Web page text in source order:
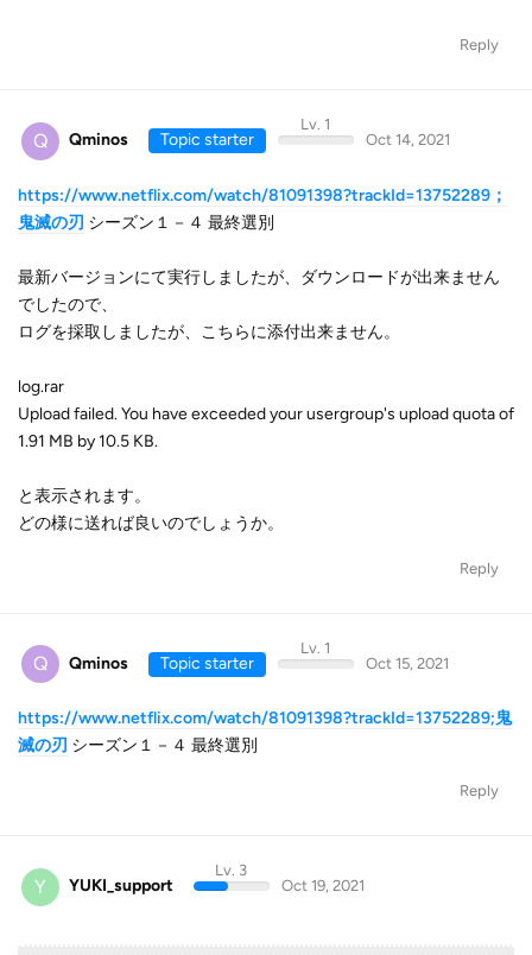
Reply
Q Qminos Topic starter
Lv. 1
Oct 14, 2021
https://www.netflix.com/watch/81091398?trackId=13752289；
鬼滅の刃 シーズン１－４ 最終選別
最新バージョンにて実行しましたが、ダウンロードが出来ません
でしたので、
ログを採取しましたが、こちらに添付出来ません。
log.rar
Upload failed. You have exceeded your usergroup's upload quota of
1.91 MB by 10.5 KB.
と表示されます。
どの様に送れば良いのでしょうか。
Reply
Q Qminos Topic starter
Lv. 1
Oct 15, 2021
https://www.netflix.com/watch/81091398?trackId=13752289;鬼
滅の刃 シーズン１－４ 最終選別
Reply
Y YUKI_support
Lv. 3
Oct 19, 2021